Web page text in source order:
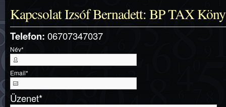
Kapcsolat Izsóf Bernadett: BP TAX
Telefon: 06707347037
Név*
Email*
Üzenet*